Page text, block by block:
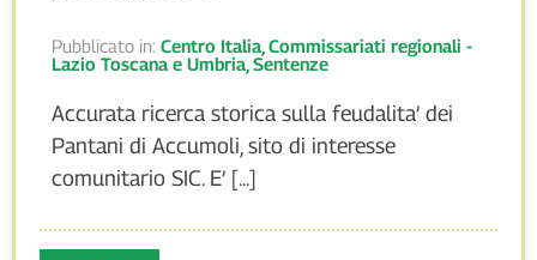
Pubblicato in: Centro Italia, Commissariati regionali -
Lazio Toscana e Umbria, Sentenze
Accurata ricerca storica sulla feudalita’ dei
Pantani di Accumoli, sito di interesse
comunitario SIC. E’ [...]